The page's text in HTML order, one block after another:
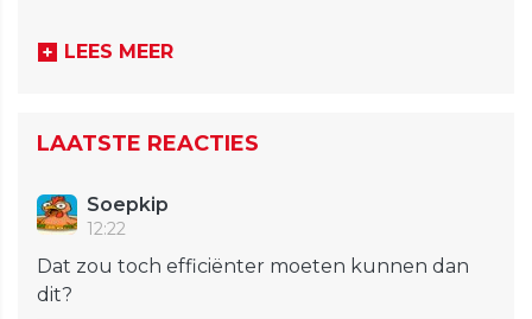
LEES MEER
LAATSTE REACTIES
Soepkip
12:22
Dat zou toch efficiënter moeten kunnen dan
dit?